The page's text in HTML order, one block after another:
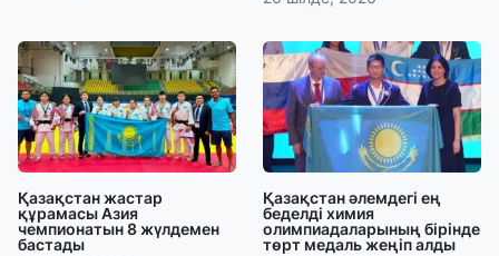
Қазақстан жастар
құрамасы Азия
чемпионатын 8 жүлдемен
бастады
Қазақстан әлемдегі ең
беделді химия
олимпиадаларының бірінде
төрт медаль жеңіп алды